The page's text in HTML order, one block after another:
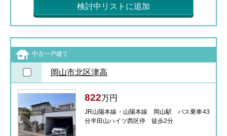
検討中リストに追加
中古一戸建て
岡山市北区津高
822万円
JR山陽本線・山陽本線 岡山駅 バス乗車43
分半田山ハイツ西区停 徒歩2分